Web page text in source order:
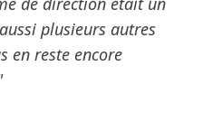
plusieurs autres
en reste encore